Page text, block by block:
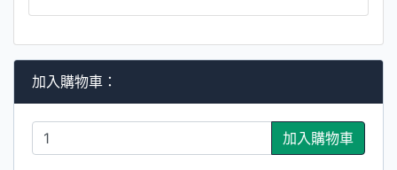
加入購物車：
加入購物車